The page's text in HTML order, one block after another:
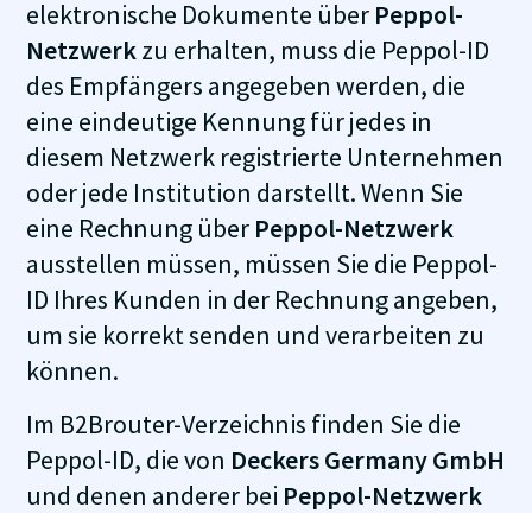
elektronische Dokumente über Peppol-
Netzwerkzu erhalten, muss die Peppol-ID
des Empfängers angegeben werden, die
eine eindeutige Kennung für jedes in
diesem Netzwerk registrierte Unternehmen
oder jede Institution darstellt. Wenn Sie
eine Rechnung über Peppol-Netzwerk
ausstellen müssen, müssen Sie die Peppol-
ID Ihres Kunden in der Rechnung angeben,
um sie korrekt senden und verarbeiten zu
können.
Im B2Brouter-Verzeichnis finden Sie die
Peppol-ID, die von Deckers Germany GmbH
und denen anderer bei Peppol-Netzwerk